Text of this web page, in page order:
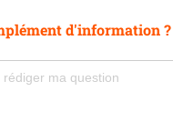
d'information ?